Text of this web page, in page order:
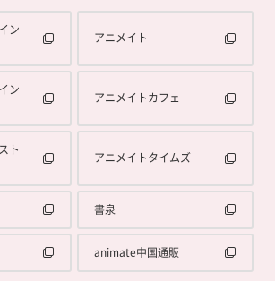
ン
アニメイト
ン
アニメイトカフェ
ト
アニメイトタイムズ
書泉
animate中国通販